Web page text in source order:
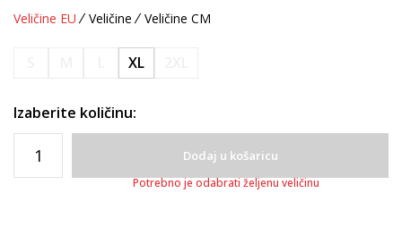
Veličine EU Veličine Veličine CM
XL
Izaberite količinu:
Dodaj u košaricu
Potrebno je odabrati željenu veličinu